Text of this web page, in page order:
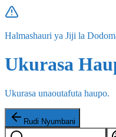
Halmashauri ya Jiji la
Ukurasa
Ukurasa unaoutafuta haupo.
Rudi Nyumbani